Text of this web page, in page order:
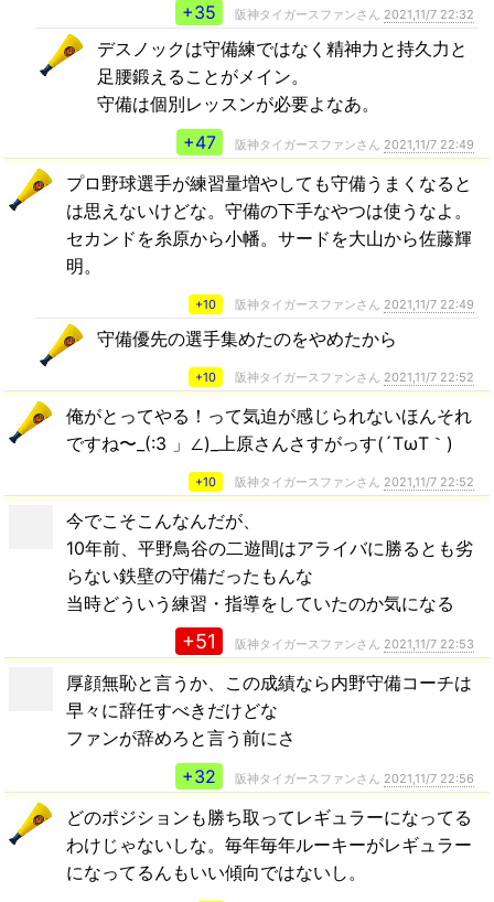
+35
阪神タイガースファンさん 2021,11/7 22:32
デスノックは守備練ではなく精神力と持久力と
足腰鍛えることがメイン。
守備は個別レッスンが必要よなあ。
+47
阪神タイガースファンさん 2021,11/7 22:49
プロ野球選手が練習量増やしても守備うまくなると
は思えないけどな。守備の下手なやつは使うなよ。
セカンドを糸原から小幡。サードを大山から佐藤輝
明。
+10 阪神タイガースファンさん 2021,11/7 22:49
守備優先の選手集めたのをやめたから
+10 阪神タイガースファンさん 2021,11/7 22:52
俺がとってやる！って気迫が感じられないほんそれ
ですね〜_(:3 」∠)_上原さんさすがっす(´TωT｀)
+10 阪神タイガースファンさん 2021,11/7 22:52
今でこそこんなんだが、
10年前、平野鳥谷の二遊間はアライバに勝るとも劣
らない鉄壁の守備だったもんな
当時どういう練習・指導をしていたのか気になる
+51 阪神タイガースファンさん 2021,11/7 22:53
厚顔無恥と言うか、この成績なら内野守備コーチは
早々に辞任すべきだけどな
ファンが辞めろと言う前にさ
+32
阪神タイガースファンさん 2021,11/7 22:56
どのポジションも勝ち取ってレギュラーになってる
わけじゃないしな。毎年毎年ルーキーがレギュラー
になってるんもいい傾向ではないし。